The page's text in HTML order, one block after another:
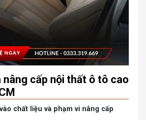
nâng cấp nội thất ô tô cao
chất liệu và phạm vi nâng cấp